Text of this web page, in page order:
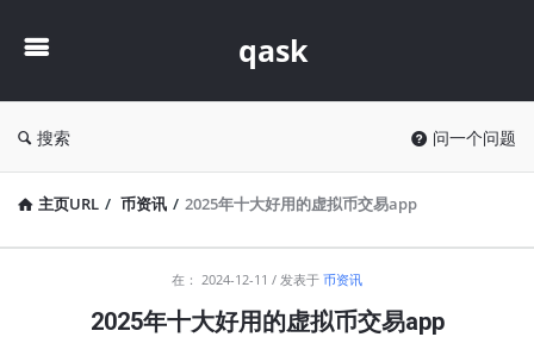
qask
搜索 问一个问题
主页URL / 币资讯 / 2025年十大好用的虚拟币交易app
在： 2024-12-11 发表于 币资讯
2025年十大好用的虚拟币交易app